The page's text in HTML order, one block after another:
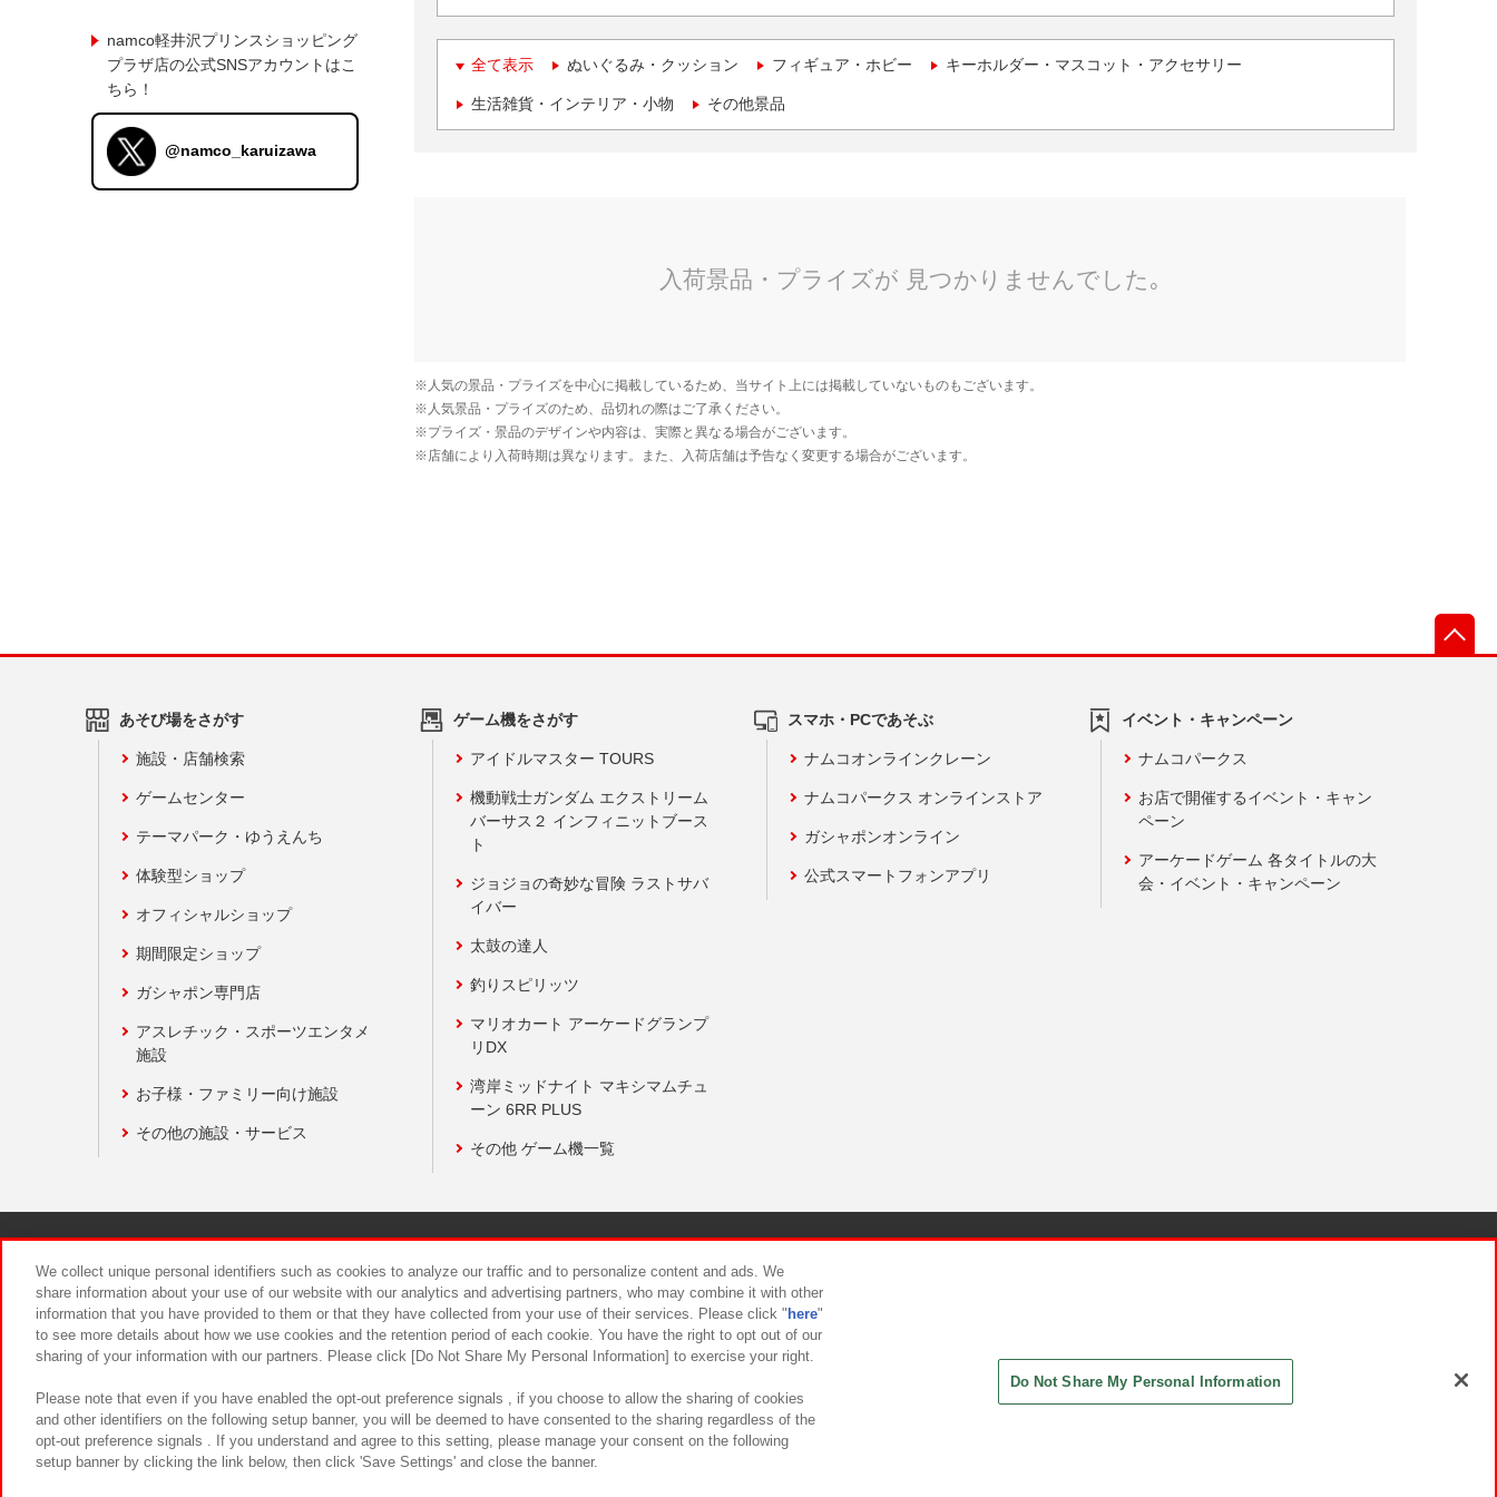
全て表示 ぬいぐるみ・クッション フィギュア・ホビー キーホルダー・マスコット・アクセサリー
生活雑貨・インテリア・小物 その他景品
namco軽井沢プリンスショッピング
プラザ店の公式SNSアカウントはこ
ちら！
@namco_karuizawa
あそび場をさがす
施設・店舗検索
ゲームセンター
テーマパーク・ゆうえんち
体験型ショップ
オフィシャルショップ
期間限定ショップ
ガシャポン専門店
アスレチック・スポーツエンタメ
施設
お子様・ファミリー向け施設
その他の施設・サービス
ゲーム機をさがす
アイドルマスター TOURS
機動戦士ガンダム エクストリーム
バーサス２ インフィニットブース
ト
ジョジョの奇妙な冒険 ラストサバ
イバー
太鼓の達人
釣りスピリッツ
マリオカート アーケードグランプ
リDX
湾岸ミッドナイト マキシマムチュ
ーン 6RR PLUS
その他 ゲーム機一覧
スマホ・PCであそぶ
ナムコオンラインクレーン
ナムコパークス オンラインストア
ガシャポンオンライン
公式スマートフォンアプリ
イベント・キャンペーン
ナムコパークス
お店で開催するイベント・キャン
ペーン
アーケードゲーム 各タイトルの大
会・イベント・キャンペーン
食品のご提供について カスタマーハラスメント対応方針
We collect unique personal identifiers such as cookies to analyze our traffic and to personalize content and ads. We
share information about your use of our website with our analytics and advertising partners, who may combine it with other
information that you have provided to them or that they have collected from your use of their services. Please click " here"
to see more details about how we use cookies and the retention period of each cookie. You have the right to opt out of our
sharing of your information with our partners. Please click [Do Not Share My Personal Information] to exercise your right.
Please note that even if you have enabled the opt-out preference signals , if you choose to allow the sharing of cookies
and other identifiers on the following setup banner, you will be deemed to have consented to the sharing regardless of the
opt-out preference signals . If you understand and agree to this setting, please manage your consent on the following
setup banner by clicking the link below, then click 'Save Settings' and close the banner.
Do Not Share My Personal Information